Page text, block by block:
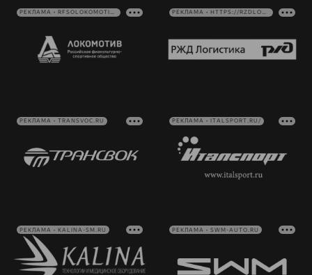
РЕКЛАМА • RFSOLOKOMOTIV.RU РЕКЛАМА • HTTPS://RZDLOG.RU/
РЕКЛАМА • TRANSVOC.RU РЕКЛАМА • ITALSPORT.RU/
РЕКЛАМА • KALINA-SM.RU РЕКЛАМА • SWM-AUTO.RU